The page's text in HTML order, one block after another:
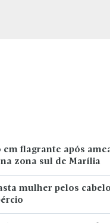
em flagrante após
zona sul de Marília
mulher pelos